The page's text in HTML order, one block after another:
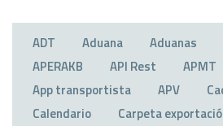
ADT Aduana Aduanas
APERAKB
API Rest
APMT
App transportista
APV
Calendario
Carpeta